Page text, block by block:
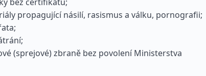
propagující násilí, rasismus a válku, pornografii;
(sprejové) zbraně bez povolení Ministerstva